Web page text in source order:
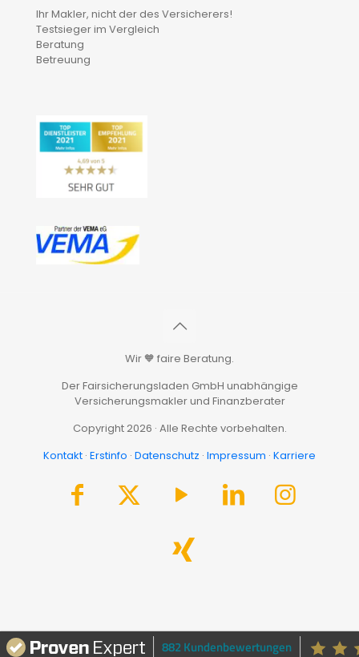
Ihr Makler, nicht der des Versicherers!
Testsieger im Vergleich
Beratung
Betreuung
Wir 🧡 faire Beratung.
Der Fairsicherungsladen GmbH unabhängige
Versicherungsmakler und Finanzberater
Copyright 2026 · Alle Rechte vorbehalten.
Kontakt · Erstinfo · Datenschutz · Impressum · Karriere
882 Kundenbewertungen